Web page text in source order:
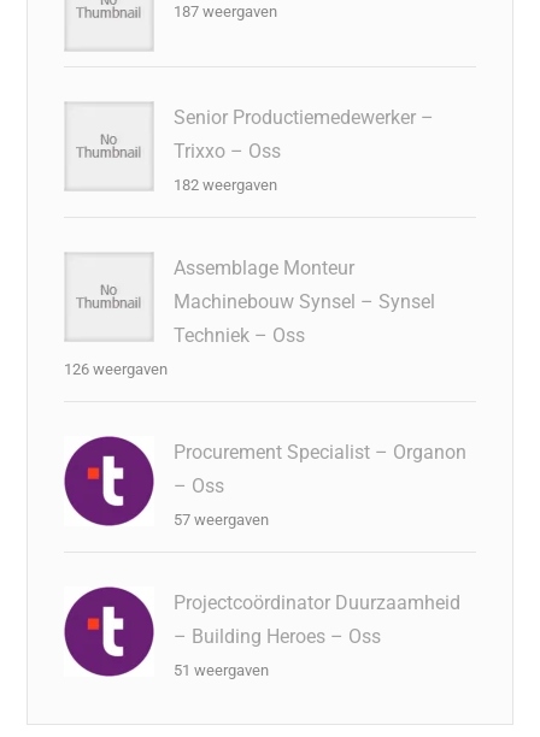
187 weergaven
Senior Productiemedewerker –
Trixxo – Oss
182 weergaven
Assemblage Monteur
Machinebouw Synsel – Synsel
Techniek – Oss
126 weergaven
Procurement Specialist – Organon
– Oss
57 weergaven
Projectcoördinator Duurzaamheid
– Building Heroes – Oss
51 weergaven